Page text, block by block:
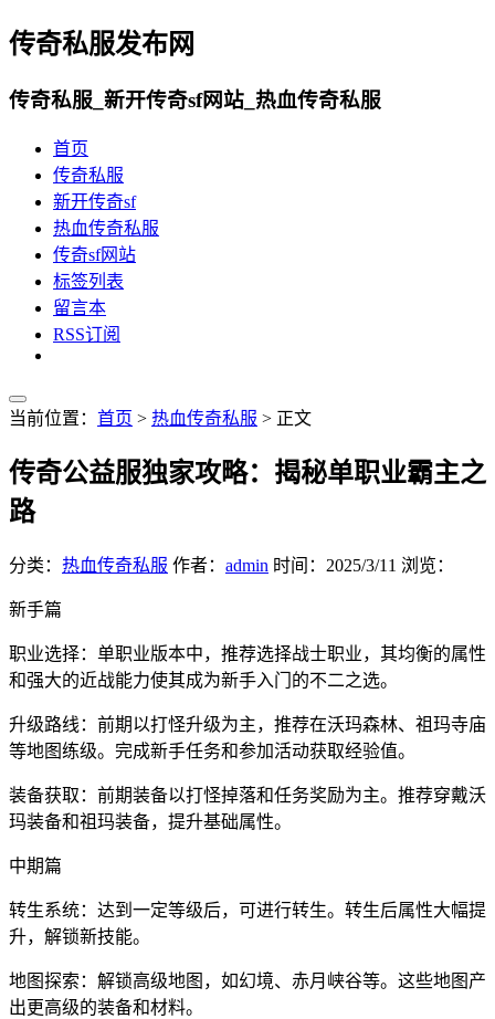
传奇私服发布网
传奇私服_新开传奇sf网站_热血传奇私服
首页
传奇私服
新开传奇sf
热血传奇私服
传奇sf网站
标签列表
留言本
RSS订阅
当前位置： 首页 > 热血传奇私服 > 正文
传奇公益服独家攻略：揭秘单职业霸主之
路
分类： 热血传奇私服 作者： admin 时间： 2025/3/11 浏览：
新手篇
职业选择：单职业版本中，推荐选择战士职业，其均衡的属性
和强大的近战能力使其成为新手入门的不二之选。
升级路线：前期以打怪升级为主，推荐在沃玛森林、祖玛寺庙
等地图练级。完成新手任务和参加活动获取经验值。
装备获取：前期装备以打怪掉落和任务奖励为主。推荐穿戴沃
玛装备和祖玛装备，提升基础属性。
中期篇
转生系统：达到一定等级后，可进行转生。转生后属性大幅提
升，解锁新技能。
地图探索：解锁高级地图，如幻境、赤月峡谷等。这些地图产
出更高级的装备和材料。